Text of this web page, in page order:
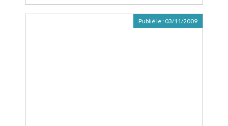
Publié le : 03/11/2009